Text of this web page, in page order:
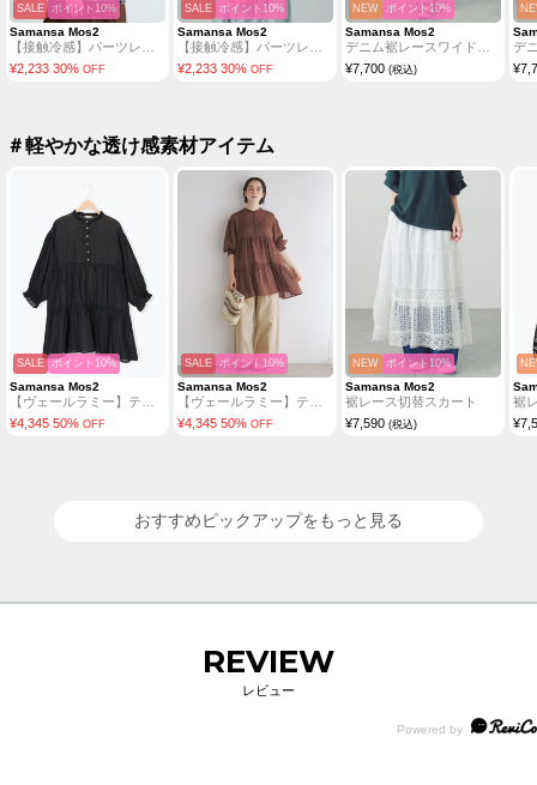
SALE ポイント10%
Samansa Mos2
¥2,233 30% OFF
SALE ポイント10%
Samansa Mos2
¥2,233 30% OFF
NEW ポイント10%
Samansa Mos2
¥7,700 (税込) ¥
＃軽やかな透け感素材アイテム
SALE ポイント10%
Samansa Mos2
¥4,345 50% OFF
SALE ポイント10%
Samansa Mos2
¥4,345 50% OFF
NEW ポイント10%
Samansa Mos2
裾レース切替スカート
¥7,590 (税込)
裾
¥
おすすめピックアップをもっと見る
REVIEW
レビュー